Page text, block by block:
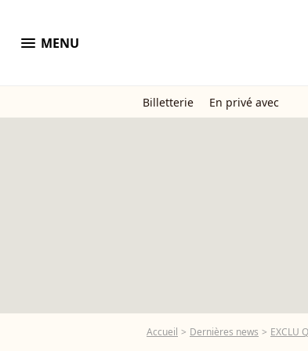
menu MENU
Billetterie En privé avec
Accueil Dernières news EXCLU